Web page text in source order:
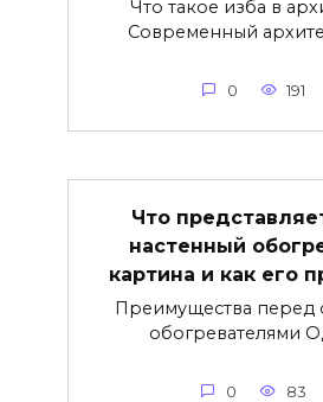
Что такое изба в
Современный
0 191
Что
настенный
картина и как его
Преимущества перед
обогревателями
0 83